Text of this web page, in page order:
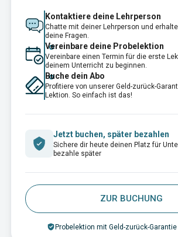
Kontaktiere deine Lehrperson
Chatte mit deiner Lehrperson und
deine Fragen.
Vereinbare deine Probelektion
Vereinbare einen Termin für die erste
deinem Unterricht zu beginnen.
Buche dein Abo
Profitiere von unserer Geld-zurück-
Lektion. So einfach ist das!
Jetzt buchen, später bezahlen
Sichere dir heute deinen Platz für
bezahle später
ZUR BUCHUNG
Probelektion mit Geld-zurück-